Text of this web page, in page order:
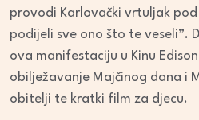
provodi Karlovački vrtuljak
podijeli sve ono što te veseli”.
ova manifestaciju u Kinu
obilježavanje Majčinog dana i
obitelji te kratki film za djecu.